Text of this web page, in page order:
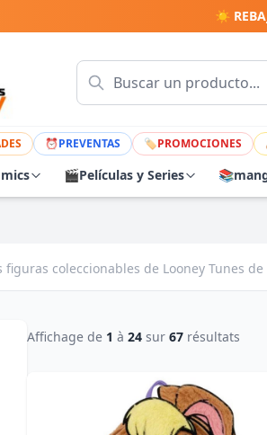
☀️
⏰PREVENTAS 🏷PROMOCIONES
🎬Películas y Series 📚
coleccionables de Looney Tunes
Affichage de 1 à 24 sur 67 résultats